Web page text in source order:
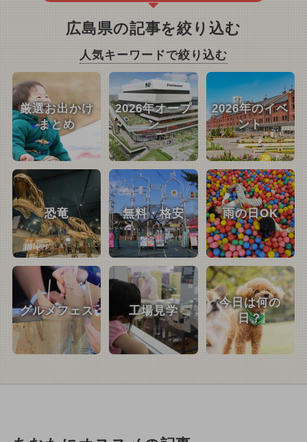
広島県の記事を絞り込む
人気キーワードで絞り込む
厳選お出かけ
まとめ
2026年オープ
ン
2026年のイベ
ント
恐竜 無料・格安 雨の日OK
グルメフェス 工場見学
今日は何の
日？